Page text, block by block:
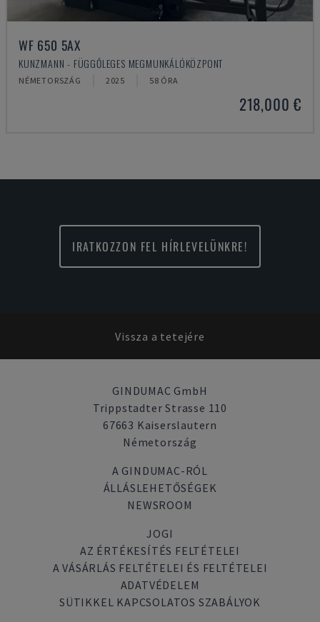
WF 650 5AX
KUNZMANN - FÜGGŐLEGES MEGMUNKÁLÓKÖZPONT
NÉMETORSZÁG 2025 58 ÓRA
218,000 €
IRATKOZZON FEL HÍRLEVELÜNKRE!
Vissza a tetejére
GINDUMAC GmbH
Trippstadter Strasse 110
67663 Kaiserslautern
Németország
A GINDUMAC-RÓL
ÁLLÁSLEHETŐSÉGEK
NEWSROOM
JOGI
AZ ÉRTÉKESÍTÉS FELTÉTELEI
A VÁSÁRLÁS FELTÉTELEI ÉS FELTÉTELEI
ADATVÉDELEM
SÜTIKKEL KAPCSOLATOS SZABÁLYOK